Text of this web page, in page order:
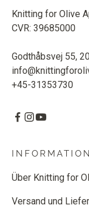
Knitting for Olive
CVR: 39685000
Godthåbsvej 55,
+45-31353730
Über Knitting for
Versand und